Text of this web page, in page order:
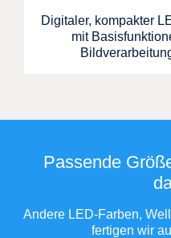
Digitaler, kompakter
mit
Passende
Andere LED-Farben,
fertigen wir